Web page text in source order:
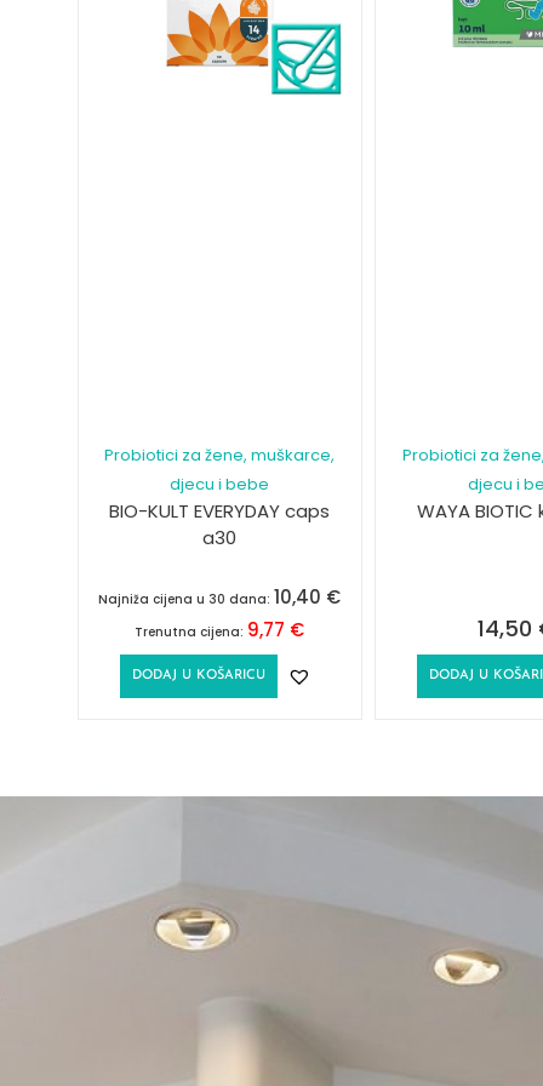
Probiotici za žene, muškarce,
djecu i bebe
BIO-KULT EVERYDAY caps
a30
Najniža cijena u 30 dana: 10,40 €
Trenutna cijena: 9,77 €
DODAJ U KOŠARICU
Probiotici za
djecu i
WAYA BIOTIC
14,50
DODAJ U